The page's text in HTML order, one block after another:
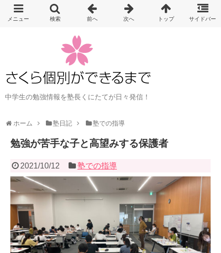
中学生の勉強情報を塾長くにたてが日々発信！
ホーム 塾日記 塾での指導
勉強が苦手な子と高望みする保護者
2021/10/12 塾での指導